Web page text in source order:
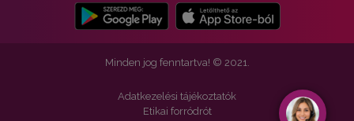
Minden jog fenntartva! © 2021.
Adatkezelési tájékoztatók
Etikai forródrót